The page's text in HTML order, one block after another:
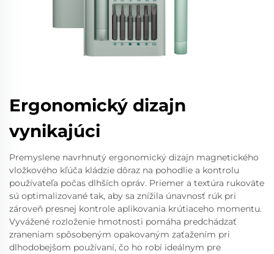
Ergonomický dizajn
vynikajúci
Premyslene navrhnutý ergonomický dizajn magnetického
vložkového kľúča kládzie dôraz na pohodlie a kontrolu
používateľa počas dlhších opráv. Priemer a textúra rukoväte
sú optimalizované tak, aby sa znížila únavnosť rúk pri
zároveň presnej kontrole aplikovania krútiaceho momentu.
Vyvážené rozloženie hmotnosti pomáha predchádzať
zraneniam spôsobeným opakovaným zaťažením pri
dlhodobejšom používaní, čo ho robí ideálnym pre